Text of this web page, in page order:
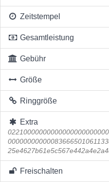
Zeitstempel
Gesamtleistung
Gebühr
Größe
Ringgröße
Extra
Freischalten